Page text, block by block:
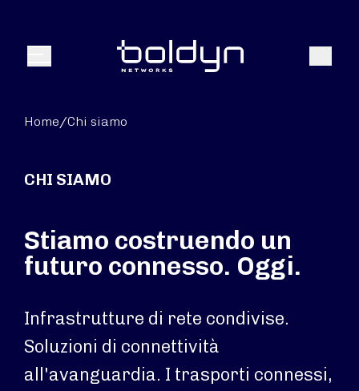
Menu Search
Home/Chi siamo
CHI SIAMO
Stiamo costruendo un
futuro connesso. Oggi.
Infrastrutture di rete condivise.
Soluzioni di connettività
all'avanguardia. I trasporti connessi,